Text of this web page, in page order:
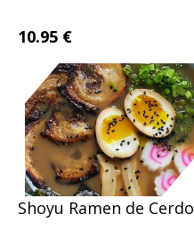
10.95 €
Shoyu Ramen de Cerdo